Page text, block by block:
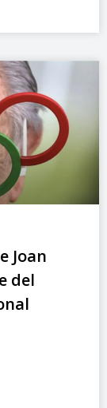
Joan
del